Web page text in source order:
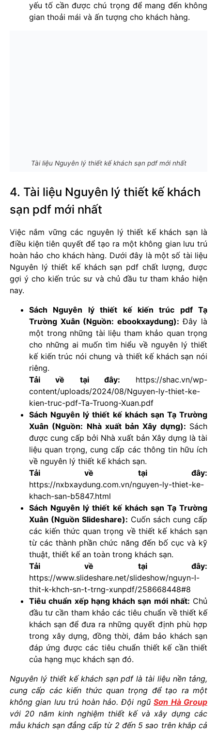
yếu tố cần được chú trọng để mang đến không
gian thoải mái và ấn tượng cho khách hàng.
Tài liệu Nguyên lý thiết kế khách sạn pdf mới nhất
4. Tài liệu Nguyên lý thiết kế khách
sạn pdf mới nhất
Việc nắm vững các nguyên lý thiết kế khách sạn là
điều kiện tiên quyết để tạo ra một không gian lưu trú
hoàn hảo cho khách hàng. Dưới đây là một số tài liệu
Nguyên lý thiết kế khách sạn pdf chất lượng, được
gợi ý cho kiến trúc sư và chủ đầu tư tham khảo hiện
nay.
Sách Nguyên lý thiết kế kiến trúc pdf Tạ
Trường Xuân (Nguồn: ebookxaydung): Đây là
một trong những tài liệu tham khảo quan trọng
cho những ai muốn tìm hiểu về nguyên lý thiết
kế kiến trúc nói chung và thiết kế khách sạn nói
riêng.
Tải về tại đây: https://shac.vn/wp-
content/uploads/2024/08/Nguyen-ly-thiet-ke-
kien-truc-pdf-Ta-Truong-Xuan.pdf
Sách Nguyên lý thiết kế khách sạn Tạ Trường
Xuân (Nguồn: Nhà xuất bản Xây dựng): Sách
được cung cấp bởi Nhà xuất bản Xây dựng là tài
liệu quan trọng, cung cấp các thông tin hữu ích
về nguyên lý thiết kế khách sạn.
Tải về tại đây:
https://nxbxaydung.com.vn/nguyen-ly-thiet-ke-
khach-san-b5847.html
Sách Nguyên lý thiết kế khách sạn Tạ Trường
Xuân (Nguồn Slideshare): Cuốn sách cung cấp
các kiến thức quan trọng về thiết kế khách sạn
từ các thành phần chức năng đến bố cục và kỹ
thuật, thiết kế an toàn trong khách sạn.
Tải về tại đây:
https://www.slideshare.net/slideshow/nguyn-l-
thit-k-khch-sn-t-trng-xunpdf/258668448#8
Tiêu chuẩn xếp hạng khách sạn mới nhất: Chủ
đầu tư cần tham khảo các tiêu chuẩn về thiết kế
khách sạn để đưa ra những quyết định phù hợp
trong xây dựng, đồng thời, đảm bảo khách sạn
đáp ứng được các tiêu chuẩn thiết kế cần thiết
của hạng mục khách sạn đó.
Nguyên lý thiết kế khách sạn pdf là tài liệu nền tảng,
cung cấp các kiến thức quan trọng để tạo ra một
không gian lưu trú hoàn hảo. Đội ngũSơn Hà Group
với 20 năm kinh nghiệm thiết kế và xây dựng các
mẫu khách sạn đẳng cấp từ 2 đến 5 sao trên khắp cả